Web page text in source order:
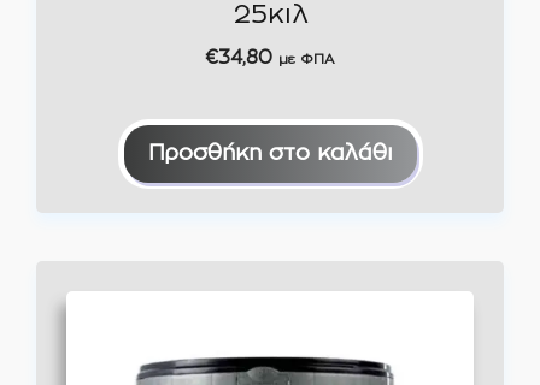
25κιλ
€34,80 με ΦΠΑ
Προσθήκη στο καλάθι